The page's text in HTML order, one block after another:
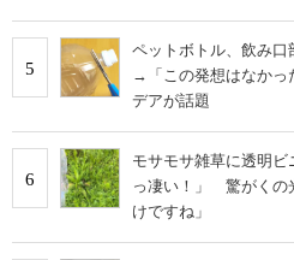
5
ペットボトル、飲み
→「この発想はなか
デアが話題
6
モサモサ雑草に透明
っ凄い！」 驚がくの
けですね」